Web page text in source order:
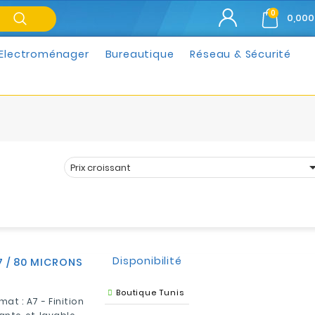
0
Bureautique Réseau & Sécurité
Prix croissant
80 MICRONS
: A7 - Finition
Disponibilité
Boutique Tunis